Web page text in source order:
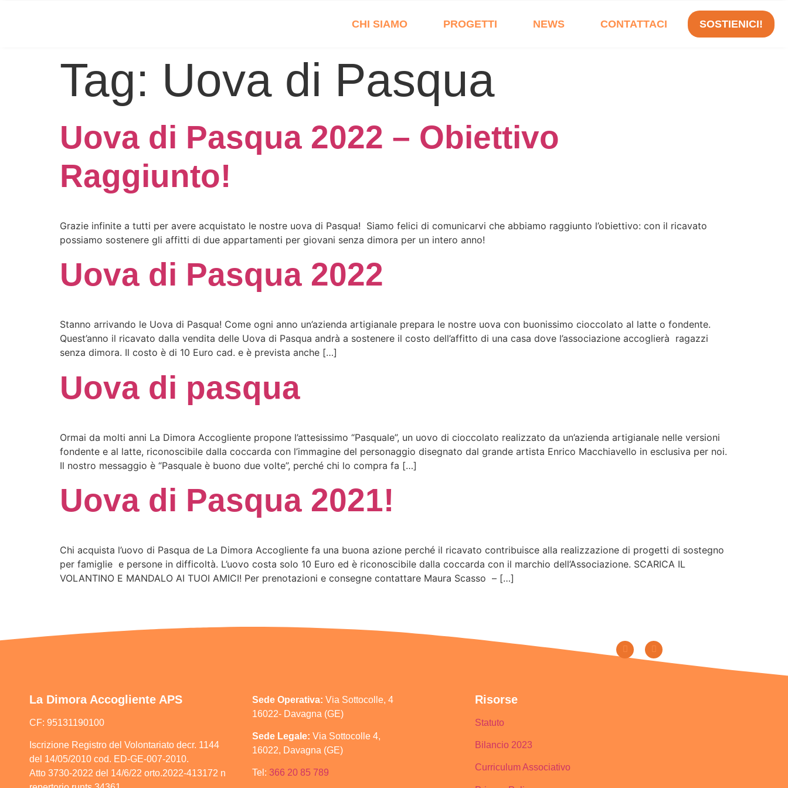
CHI SIAMO PROGETTI NEWS CONTATTACI SOSTIENICI!
Tag: Uova di Pasqua
Uova di Pasqua 2022 – Obiettivo
Raggiunto!
Grazie infinite a tutti per avere acquistato le nostre uova di Pasqua! Siamo felici di comunicarvi che abbiamo raggiunto l’obiettivo: con il ricavato
possiamo sostenere gli affitti di due appartamenti per giovani senza dimora per un intero anno!
Uova di Pasqua 2022
Stanno arrivando le Uova di Pasqua! Come ogni anno un’azienda artigianale prepara le nostre uova con buonissimo cioccolato al latte o fondente.
Quest’anno il ricavato dalla vendita delle Uova di Pasqua andrà a sostenere il costo dell’affitto di una casa dove l’associazione accoglierà ragazzi
senza dimora. Il costo è di 10 Euro cad. e è prevista anche […]
Uova di pasqua
Ormai da molti anni La Dimora Accogliente propone l’attesissimo “Pasquale”, un uovo di cioccolato realizzato da un’azienda artigianale nelle versioni
fondente e al latte, riconoscibile dalla coccarda con l’immagine del personaggio disegnato dal grande artista Enrico Macchiavello in esclusiva per noi.
Il nostro messaggio è “Pasquale è buono due volte”, perché chi lo compra fa […]
Uova di Pasqua 2021!
Chi acquista l’uovo di Pasqua de La Dimora Accogliente fa una buona azione perché il ricavato contribuisce alla realizzazione di progetti di sostegno
per famiglie e persone in difficoltà. L’uovo costa solo 10 Euro ed è riconoscibile dalla coccarda con il marchio dell’Associazione. SCARICA IL
VOLANTINO E MANDALO AI TUOI AMICI! Per prenotazioni e consegne contattare Maura Scasso – […]
La Dimora Accogliente APS
CF: 95131190100
Iscrizione Registro del Volontariato decr. 1144
del 14/05/2010 cod. ED-GE-007-2010.
Atto 3730-2022 del 14/6/22 orto.2022-413172 n
Sede Operativa: Via Sottocolle, 4
16022- Davagna (GE)
Sede Legale: Via Sottocolle 4,
16022, Davagna (GE)
Tel: 366 20 85 789
Risorse
Statuto
Bilancio 2023
Curriculum Associativo